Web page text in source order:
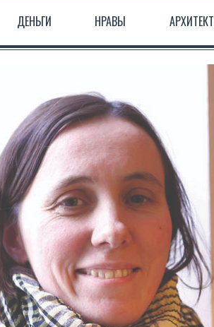
ДЕНЬГИ НРАВЫ